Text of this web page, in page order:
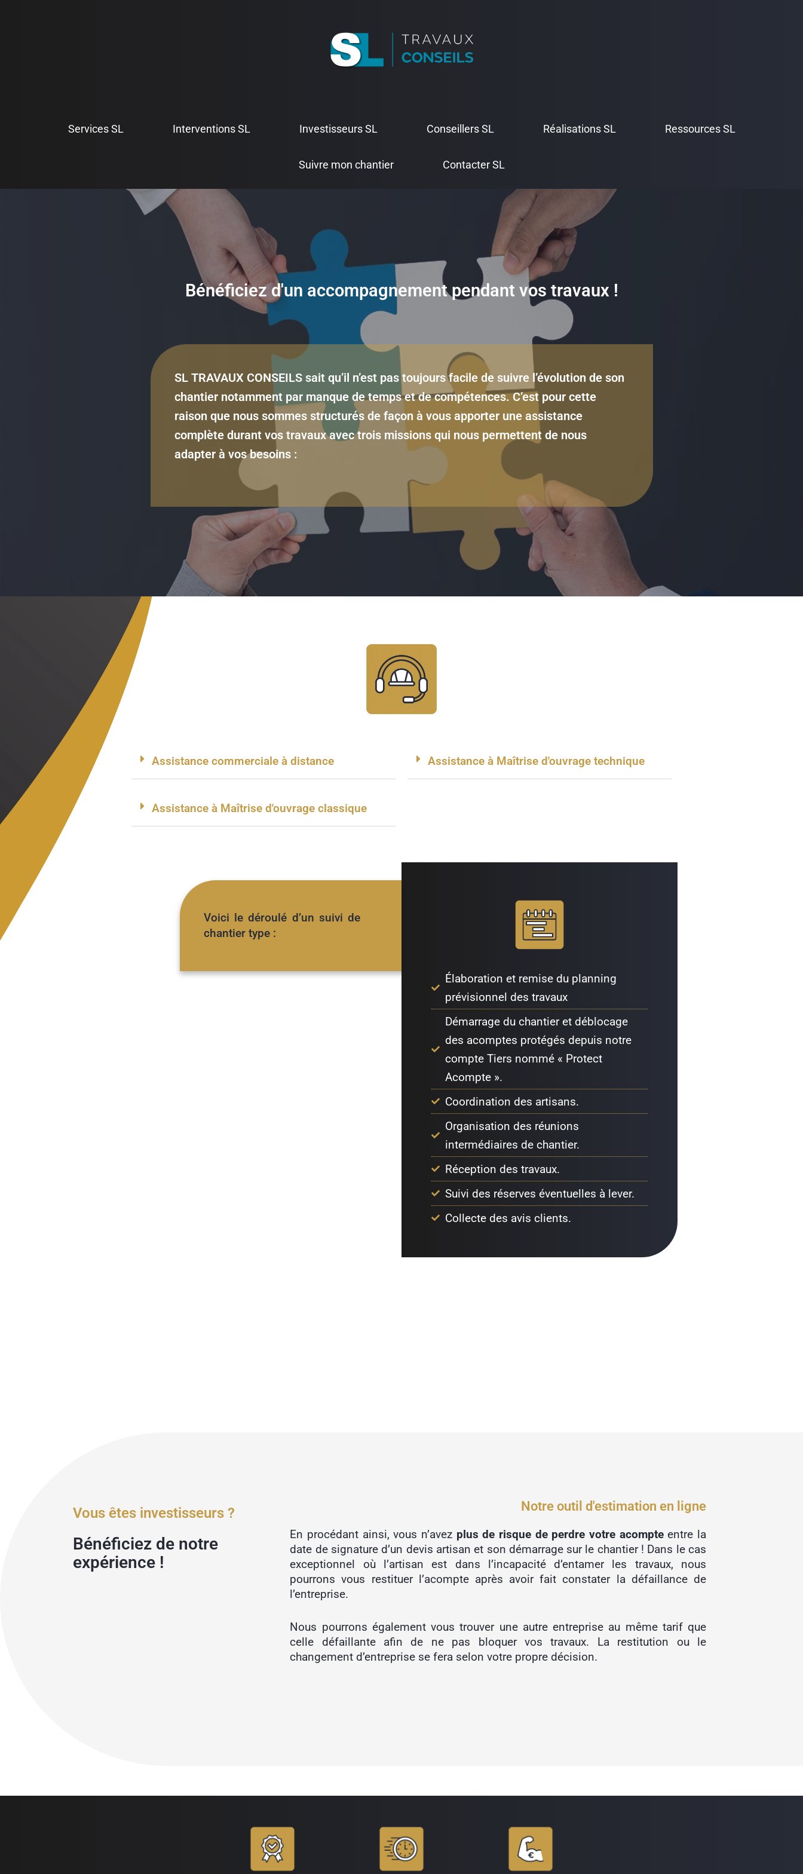
Services SL Interventions SL Investisseurs SL Conseillers SL Réalisations SL Ressources SL
Suivre mon chantier Contacter SL
Bénéficiez d'un accompagnement pendant vos travaux !
SL TRAVAUX CONSEILS sait qu’il n’est pas toujours facile de suivre l’évolution de son
chantier notamment par manque de temps et de compétences. C’est pour cette
raison que nous sommes structurés de façon à vous apporter une assistance
complète durant vos travaux avec trois missions qui nous permettent de nous
adapter à vos besoins :
Assistance commerciale à distance
Assistance à Maîtrise d'ouvrage classique
Assistance à Maîtrise d'ouvrage technique
Voici le déroulé d’un suivi de
chantier type :
Élaboration et remise du planning
prévisionnel des travaux
Démarrage du chantier et déblocage
des acomptes protégés depuis notre
compte Tiers nommé « Protect
Acompte ».
Coordination des artisans.
Organisation des réunions
intermédiaires de chantier.
Réception des travaux.
Suivi des réserves éventuelles à lever.
Collecte des avis clients.
Vous êtes investisseurs ?
Bénéficiez de notre
expérience !
Notre outil d'estimation en ligne
En procédant ainsi, vous n’avez plus de risque de perdre votre acompteentre la
date de signature d’un devis artisan et son démarrage sur le chantier ! Dans le cas
exceptionnel où l’artisan est dans l’incapacité d’entamer les travaux, nous
pourrons vous restituer l’acompte après avoir fait constater la défaillance de
l’entreprise.
Nous pourrons également vous trouver une autre entreprise au même tarif que
celle défaillante afin de ne pas bloquer vos travaux. La restitution ou le
changement d’entreprise se fera selon votre propre décision.